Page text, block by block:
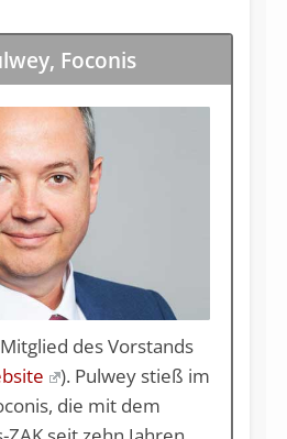
Foconis
des Vorstands
). Pulwey stieß im
die mit dem